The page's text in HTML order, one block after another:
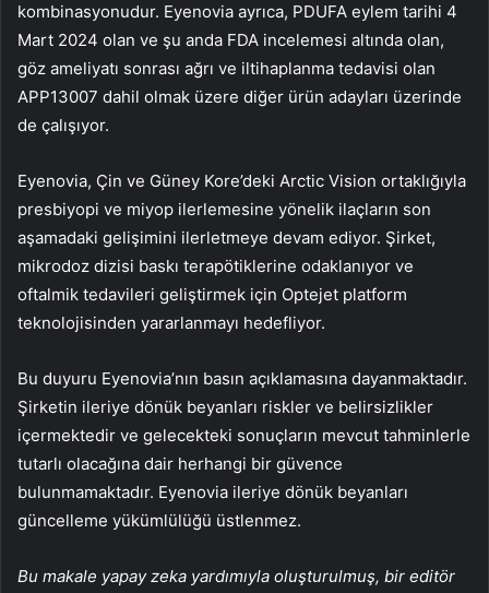
kombinasyonudur. Eyenovia ayrıca, PDUFA eylem tarihi 4
Mart 2024 olan ve şu anda FDA incelemesi altında olan,
göz ameliyatı sonrası ağrı ve iltihaplanma tedavisi olan
APP13007 dahil olmak üzere diğer ürün adayları üzerinde
de çalışıyor.
Eyenovia, Çin ve Güney Kore’deki Arctic Vision ortaklığıyla
presbiyopi ve miyop ilerlemesine yönelik ilaçların son
aşamadaki gelişimini ilerletmeye devam ediyor. Şirket,
mikrodoz dizisi baskı terapötiklerine odaklanıyor ve
oftalmik tedavileri geliştirmek için Optejet platform
teknolojisinden yararlanmayı hedefliyor.
Bu duyuru Eyenovia’nın basın açıklamasına dayanmaktadır.
Şirketin ileriye dönük beyanları riskler ve belirsizlikler
içermektedir ve gelecekteki sonuçların mevcut tahminlerle
tutarlı olacağına dair herhangi bir güvence
bulunmamaktadır. Eyenovia ileriye dönük beyanları
güncelleme yükümlülüğü üstlenmez.
Bu makale yapay zeka yardımıyla oluşturulmuş, bir editör